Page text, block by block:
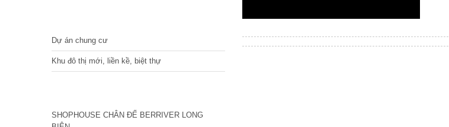
Dự án chung cư
Khu đô thị mới, liền kề, biệt thự
SHOPHOUSE CHÂN ĐẾ BERRIVER LONG